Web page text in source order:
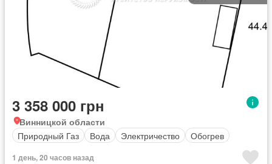
3 358 000 грн
Винницкой области
Природный Газ
Вода Электричество Обогрев
1 день, 20 часов назад